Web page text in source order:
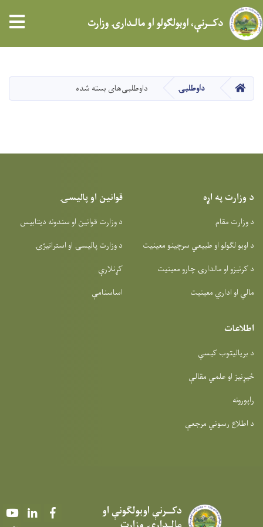
دانګل
دکــرنې، اوبولګولو او مالـدارۍ وزارت
کور داوطلبۍ داوطلبی‌های بسته شده
د وزارت په اړه
د وزارت مقام
د اوبو لګولو او طبیعي سرچینو معینیت
د کرنیزو او مالدارۍ چارو معینیت
مالي او اداري معینیت
قوانین او پالیسۍ
د وزارت قوانین او سندونه دیتابیس
د وزارت پالیسۍ او استراتیژۍ
کړنلارې
اساسنامې
اطلاعات
د بریالیتوب کیسې
ځیړنیز او علمي مقالې
راپورونه
د اطلاع رسوني مرجعې
دکــرنې اوبولګونې او YoutubeLinkedIn